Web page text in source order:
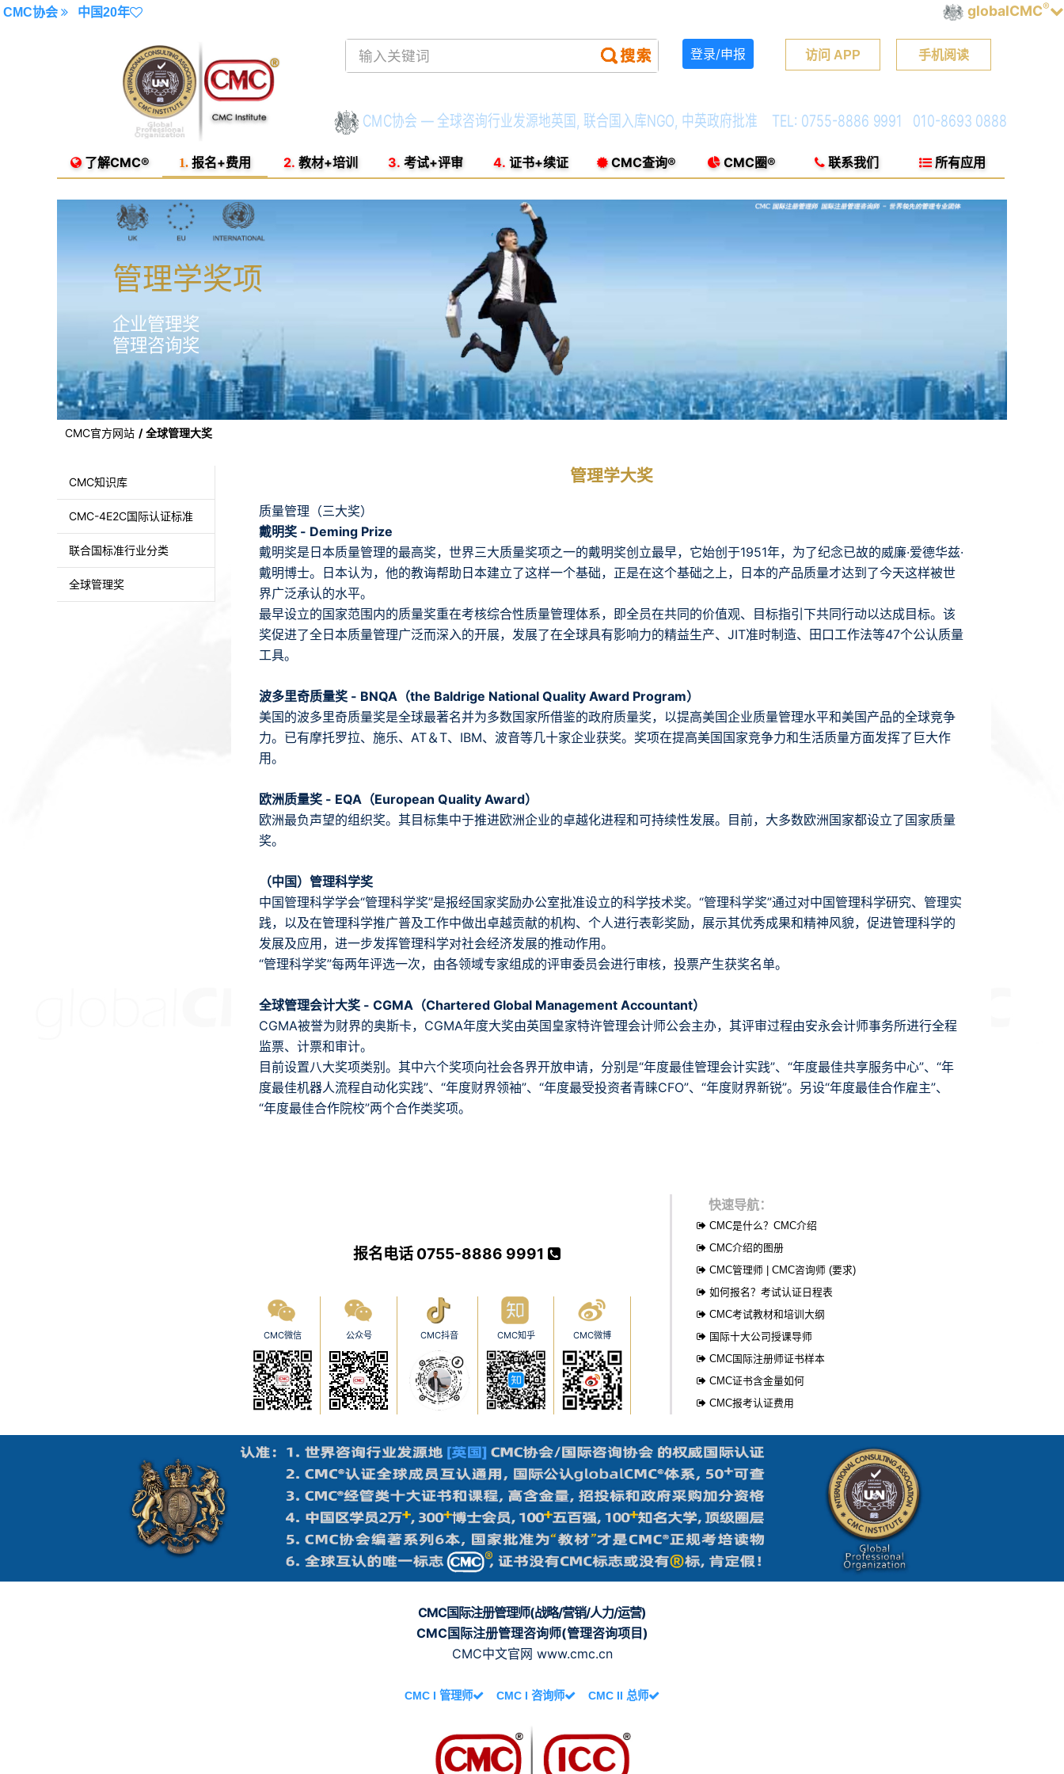
CMC协会 中国20年 globalCMC®
手机阅读
访问 APP
登录/申报
CMC协会 — 全球咨询行业发源地英国, 联合国入库NGO, 中英政府批准 TEL: 0755-8886 9991 010-8693 0888
了解CMC® 1. 报名+费用 2. 教材+培训 3. 考试+评审 4. 证书+续证 CMC查询® CMC圈® 联系我们 所有应用
管理学奖项
企业管理奖
管理咨询奖
CMC官方网站 全球管理大奖
CMC知识库
CMC-4E2C国际认证标准
联合国标准行业分类
全球管理奖
管理学大奖
质量管理（三大奖）
戴明奖 - Deming Prize
戴明奖是日本质量管理的最高奖，世界三大质量奖项之一的戴明奖创立最早，它始创于1951年，为了纪念已故的威廉·爱德华兹·
戴明博士。日本认为，他的教诲帮助日本建立了这样一个基础，正是在这个基础之上，日本的产品质量才达到了今天这样被世
界广泛承认的水平。
最早设立的国家范围内的质量奖重在考核综合性质量管理体系，即全员在共同的价值观、目标指引下共同行动以达成目标。该
奖促进了全日本质量管理广泛而深入的开展，发展了在全球具有影响力的精益生产、JIT准时制造、田口工作法等47个公认质量
工具。
波多里奇质量奖 - BNQA（the Baldrige National Quality Award Program）
美国的波多里奇质量奖是全球最著名并为多数国家所借鉴的政府质量奖，以提高美国企业质量管理水平和美国产品的全球竞争
力。已有摩托罗拉、施乐、AT＆T、IBM、波音等几十家企业获奖。奖项在提高美国国家竞争力和生活质量方面发挥了巨大作
用。
欧洲质量奖 - EQA（European Quality Award）
欧洲最负声望的组织奖。其目标集中于推进欧洲企业的卓越化进程和可持续性发展。目前，大多数欧洲国家都设立了国家质量
奖。
（中国）管理科学奖
中国管理科学学会“管理科学奖”是报经国家奖励办公室批准设立的科学技术奖。“管理科学奖”通过对中国管理科学研究、管理实
践，以及在管理科学推广普及工作中做出卓越贡献的机构、个人进行表彰奖励，展示其优秀成果和精神风貌，促进管理科学的
发展及应用，进一步发挥管理科学对社会经济发展的推动作用。
“管理科学奖”每两年评选一次，由各领域专家组成的评审委员会进行审核，投票产生获奖名单。
全球管理会计大奖 - CGMA（Chartered Global Management Accountant）
CGMA被誉为财界的奥斯卡，CGMA年度大奖由英国皇家特许管理会计师公会主办，其评审过程由安永会计师事务所进行全程
监票、计票和审计。
目前设置八大奖项类别。其中六个奖项向社会各界开放申请，分别是“年度最佳管理会计实践”、“年度最佳共享服务中心”、“年
度最佳机器人流程自动化实践”、“年度财界领袖”、“年度最受投资者青睐CFO”、“年度财界新锐”。另设“年度最佳合作雇主”、
“年度最佳合作院校”两个合作类奖项。
报名电话 0755-8886 9991
CMC微信 公众号 CMC抖音 CMC知乎 CMC微博
快速导航：
CMC是什么？CMC介绍
CMC介绍的图册
CMC管理师 | CMC咨询师 (要求)
如何报名？考试认证日程表
CMC考试教材和培训大纲
国际十大公司授课导师
CMC国际注册师证书样本
CMC证书含金量如何
CMC报考认证费用
CMC国际注册管理师(战略/营销/人力/运营)
CMC国际注册管理咨询师(管理咨询项目)
CMC中文官网 www.cmc.cn
CMC I 管理师 CMC I 咨询师 CMC II 总师